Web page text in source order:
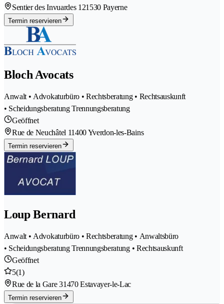
Sentier des Invuardes 121530 Payerne
Termin reservieren
Bloch Avocats
Anwalt • Advokaturbüro • Rechtsberatung • Rechtsauskunft
• Scheidungsberatung Trennungsberatung
Geöffnet
Rue de Neuchâtel 11400 Yverdon-les-Bains
Termin reservieren
Loup Bernard
Anwalt • Advokaturbüro • Rechtsberatung • Anwaltsbüro
• Scheidungsberatung Trennungsberatung • Rechtsauskunft
Geöffnet
5(1)
Rue de la Gare 31470 Estavayer-le-Lac
Termin reservieren